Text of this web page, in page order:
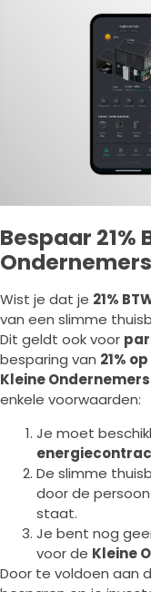
Bespaar 21%
Wist je dat je 21%
van een slimme
Dit geldt ook voor
besparing van 21%
Kleine
enkele voorwaarden:
Je moet
De slimme
door de
staat.
Je bent nog
voor de Kleine
Door te voldoen aan